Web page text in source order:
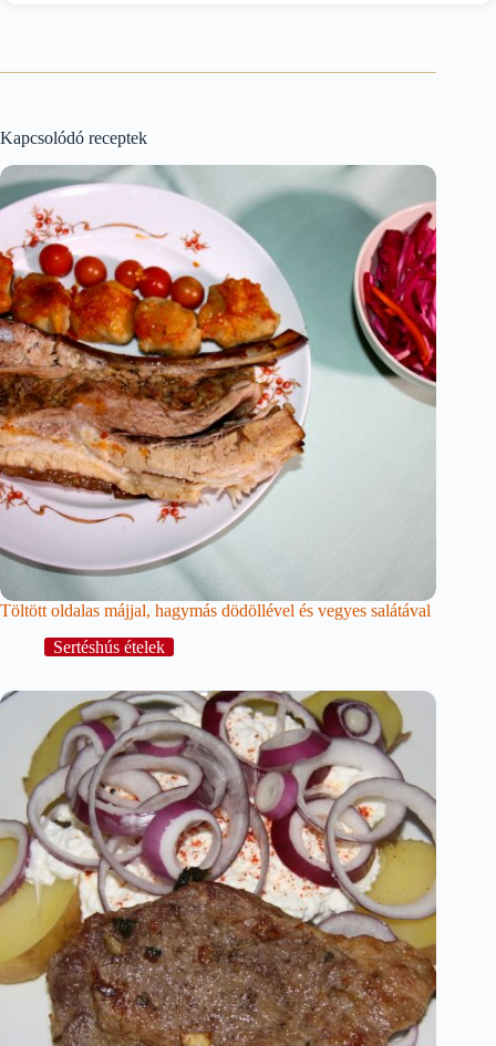
Kapcsolódó receptek
Töltött oldalas májjal, hagymás dödöllével és vegyes salátával
Sertéshús ételek